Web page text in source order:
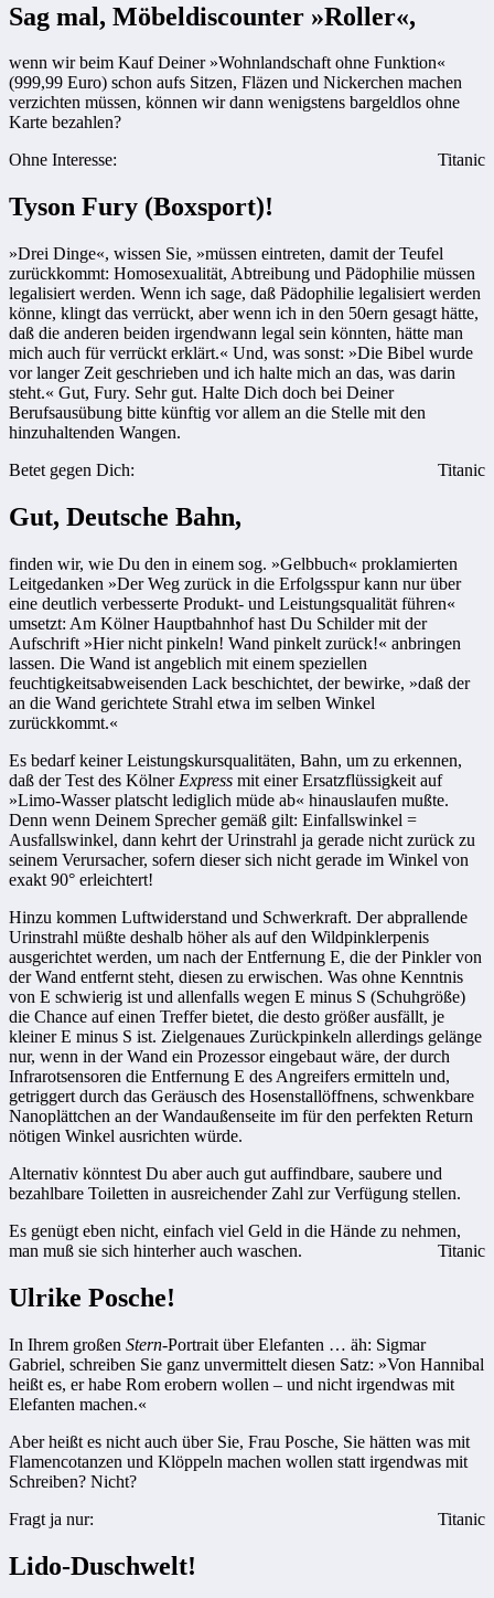
Sag mal, Möbeldiscounter »Roller«,
wenn wir beim Kauf Deiner »Wohnlandschaft ohne Funktion«
(999,99 Euro) schon aufs Sitzen, Fläzen und Nickerchen machen
verzichten müssen, können wir dann wenigstens bargeldlos ohne
Karte bezahlen?
Ohne Interesse:
Titanic
Tyson Fury (Boxsport)!
»Drei Dinge«, wissen Sie, »müssen eintreten, damit der Teufel
zurückkommt: Homosexualität, Abtreibung und Pädophilie müssen
legalisiert werden. Wenn ich sage, daß Pädophilie legalisiert werden
könne, klingt das verrückt, aber wenn ich in den 50ern gesagt hätte,
daß die anderen beiden irgendwann legal sein könnten, hätte man
mich auch für verrückt erklärt.« Und, was sonst: »Die Bibel wurde
vor langer Zeit geschrieben und ich halte mich an das, was darin
steht.« Gut, Fury. Sehr gut. Halte Dich doch bei Deiner
Berufsausübung bitte künftig vor allem an die Stelle mit den
hinzuhaltenden Wangen.
Betet gegen Dich:
Titanic
Gut, Deutsche Bahn,
finden wir, wie Du den in einem sog. »Gelbbuch« proklamierten
Leitgedanken »Der Weg zurück in die Erfolgsspur kann nur über
eine deutlich verbesserte Produkt- und Leistungsqualität führen«
umsetzt: Am Kölner Hauptbahnhof hast Du Schilder mit der
Aufschrift »Hier nicht pinkeln! Wand pinkelt zurück!« anbringen
lassen. Die Wand ist angeblich mit einem speziellen
feuchtigkeitsabweisenden Lack beschichtet, der bewirke, »daß der
an die Wand gerichtete Strahl etwa im selben Winkel
zurückkommt.«
Es bedarf keiner Leistungskursqualitäten, Bahn, um zu erkennen,
daß der Test des KölnerExpress mit einer Ersatzflüssigkeit auf
»Limo-Wasser platscht lediglich müde ab« hinauslaufen mußte.
Denn wenn Deinem Sprecher gemäß gilt: Einfallswinkel =
Ausfallswinkel, dann kehrt der Urinstrahl ja gerade nicht zurück zu
seinem Verursacher, sofern dieser sich nicht gerade im Winkel von
exakt 90° erleichtert!
Hinzu kommen Luftwiderstand und Schwerkraft. Der abprallende
Urinstrahl müßte deshalb höher als auf den Wildpinklerpenis
ausgerichtet werden, um nach der Entfernung E, die der Pinkler von
der Wand entfernt steht, diesen zu erwischen. Was ohne Kenntnis
von E schwierig ist und allenfalls wegen E minus S (Schuhgröße)
die Chance auf einen Treffer bietet, die desto größer ausfällt, je
kleiner E minus S ist. Zielgenaues Zurückpinkeln allerdings gelänge
nur, wenn in der Wand ein Prozessor eingebaut wäre, der durch
Infrarotsensoren die Entfernung E des Angreifers ermitteln und,
getriggert durch das Geräusch des Hosenstallöffnens, schwenkbare
Nanoplättchen an der Wandaußenseite im für den perfekten Return
nötigen Winkel ausrichten würde.
Alternativ könntest Du aber auch gut auffindbare, saubere und
bezahlbare Toiletten in ausreichender Zahl zur Verfügung stellen.
Es genügt eben nicht, einfach viel Geld in die Hände zu nehmen,
man muß sie sich hinterher auch waschen.
Titanic
Ulrike Posche!
In Ihrem großen Stern-Portrait über Elefanten … äh: Sigmar
Gabriel, schreiben Sie ganz unvermittelt diesen Satz: »Von Hannibal
heißt es, er habe Rom erobern wollen – und nicht irgendwas mit
Elefanten machen.«
Aber heißt es nicht auch über Sie, Frau Posche, Sie hätten was mit
Flamencotanzen und Klöppeln machen wollen statt irgendwas mit
Schreiben? Nicht?
Fragt ja nur:
Titanic
Lido-Duschwelt!